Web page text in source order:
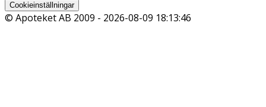
Cookieinställningar
© Apoteket AB 2009 - 2026-08-09 18:13:46